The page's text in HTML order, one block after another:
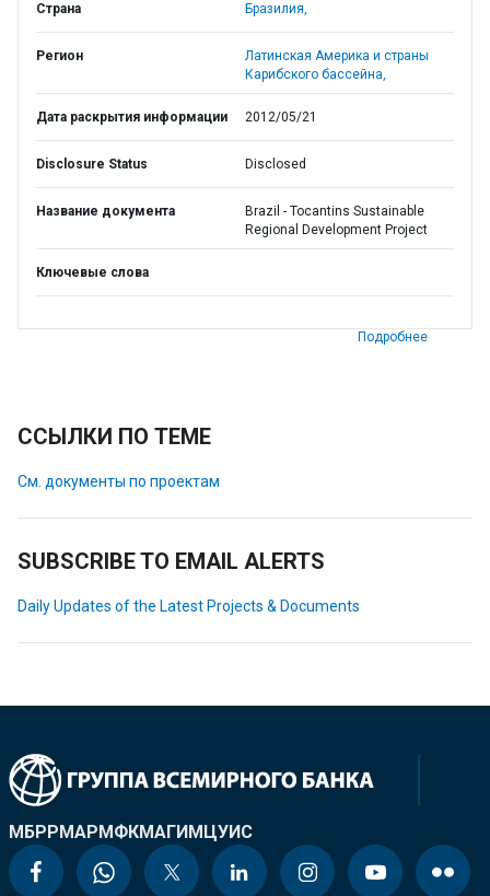
Страна Бразилия,
Регион
Латинская Америка и страны
Карибского бассейна,
Дата раскрытия информации 2012/05/21
Disclosure Status Disclosed
Название документа
Brazil - Tocantins Sustainable
Regional Development Project
Ключевые слова
Подробнее
ССЫЛКИ ПО ТЕМЕ
См. документы по проектам
SUBSCRIBE TO EMAIL ALERTS
Daily Updates of the Latest Projects & Documents
МБРРМАРМФКМАГИМЦУИС